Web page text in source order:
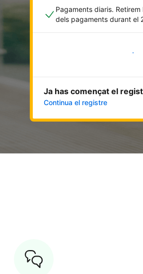
Pagaments diaris.
dels pagaments durant el
Comença ara
Ja has començat el
Continua el registre